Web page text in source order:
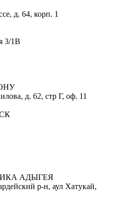
д. 64, корп. 1
3/1В
д. 62, стр Г, оф. 11
АДЫГЕЯ
р-н, аул Хатукай,